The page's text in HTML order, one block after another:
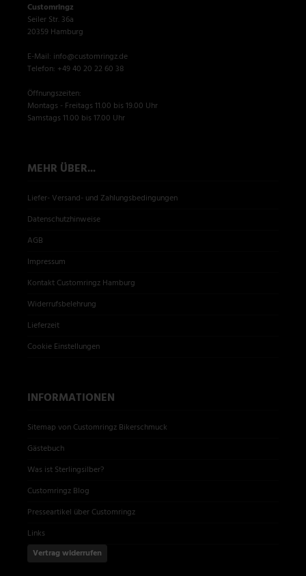
Customringz
Seiler Str. 36a
20359 Hamburg
E-Mail: info@customringz.de
Telefon: +49 40 20 22 60 38
Öffnungszeiten:
Montags - Freitags 11.00 bis 19.00 Uhr
Samstags 11.00 bis 17.00 Uhr
MEHR ÜBER...
Liefer- Versand- und Zahlungsbedingungen
Datenschutzhinweise
AGB
Impressum
Kontakt Customringz Hamburg
Widerrufsbelehrung
Lieferzeit
Cookie Einstellungen
INFORMATIONEN
Sitemap von Customringz Bikerschmuck
Gästebuch
Was ist Sterlingsilber?
Customringz Blog
Presseartikel über Customringz
Links
Vertrag widerrufen